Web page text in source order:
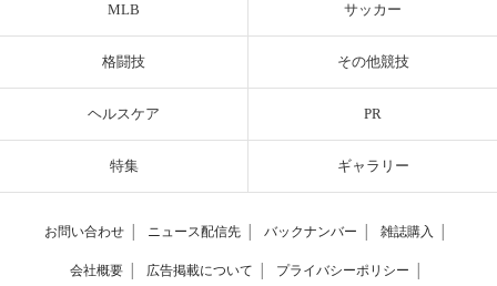
MLB サッカー
格闘技 その他競技
ヘルスケア PR
特集 ギャラリー
お問い合わせ ニュース配信先 バックナンバー 雑誌購入
会社概要 広告掲載について プライバシーポリシー